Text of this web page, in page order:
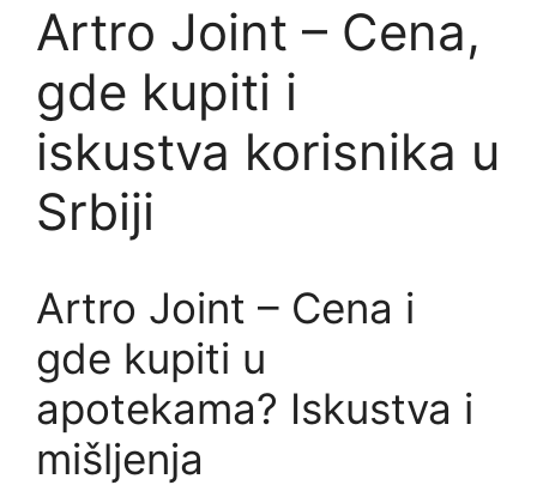
Artro Joint – Cena,
gde kupiti i
iskustva korisnika u
Srbiji
Artro Joint – Cena i
gde kupiti u
apotekama? Iskustva i
mišljenja